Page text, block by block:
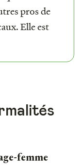
pros de
Elle est
femme